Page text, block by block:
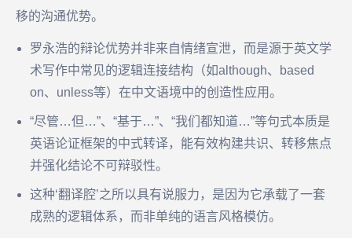
移的沟通优势。
罗永浩的辩论优势并非来自情绪宣泄，而是源于英文学
术写作中常见的逻辑连接结构（如although、based
on、unless等）在中文语境中的创造性应用。
“尽管…但…”、“基于…”、“我们都知道…”等句式本质是
英语论证框架的中式转译，能有效构建共识、转移焦点
并强化结论不可辩驳性。
这种‘翻译腔’之所以具有说服力，是因为它承载了一套
成熟的逻辑体系，而非单纯的语言风格模仿。